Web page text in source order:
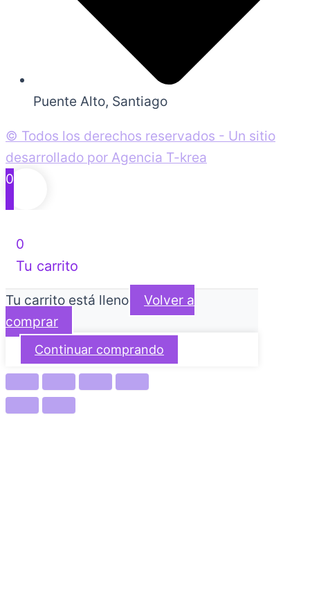
Puente Alto, Santiago
© Todos los derechos reservados - Un sitio
desarrollado por Agencia T-krea
0
0
Tu carrito
Tu carrito está lleno
Volver a
comprar
Continuar comprando